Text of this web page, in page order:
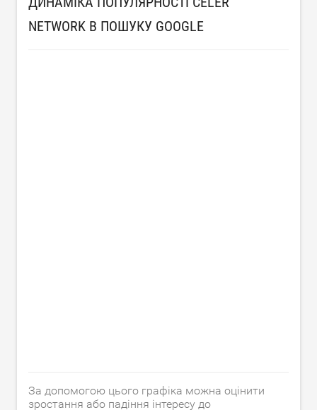
NETWORK В ПОШУКУ GOOGLE
За допомогою цього графіка можна оцінити
зростання або падіння інтересу до